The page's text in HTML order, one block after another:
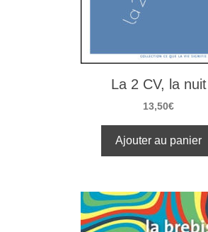
La 2 CV, la nuit
13,50€
Ajouter au panier